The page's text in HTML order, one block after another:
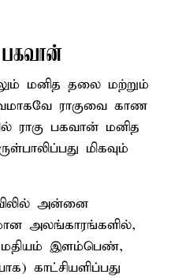
பகவான்
மனித தலை மற்றும்
ராகுவை காண
ராகு பகவான் மனித
மிகவும்
அன்னை
அலங்காரங்களில்,
மதியம் இளம்பெண்,
காட்சியளிப்பது